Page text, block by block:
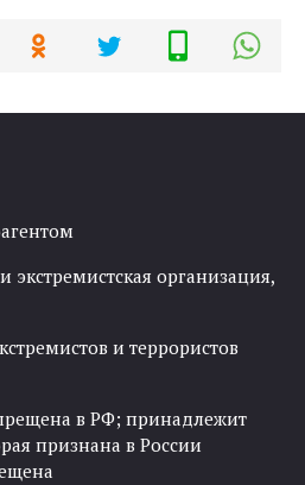
экстремистская организация,
и террористов
в РФ; принадлежит
признана в России